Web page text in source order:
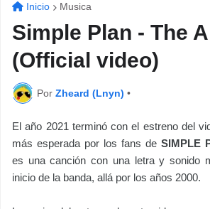
Inicio Musica
Simple Plan - The
(Official video)
Por Zheard (Lnyn) •
El año 2021 terminó con el estreno del
más esperada por los fans de SIMPLE
es una canción con una letra y sonido
inicio de la banda, allá por los años 2000.